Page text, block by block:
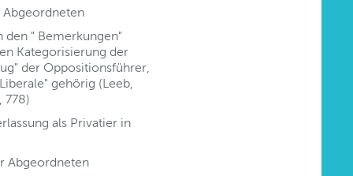
Abgeordneten
den " Bemerkungen"
Kategorisierung der
der Oppositionsführer,
gehörig (Leeb,
778)
als Privatier in
Abgeordneten